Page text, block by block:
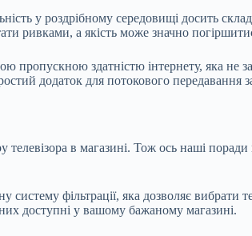
у роздрібному середовищі досить
ривками, а якість може значно
пропускною здатністю інтернету, яка не
додаток для потокового передавання
в магазині. Тож ось наші
фільтрації, яка дозволяє
них доступні у вашому бажаному магазині.